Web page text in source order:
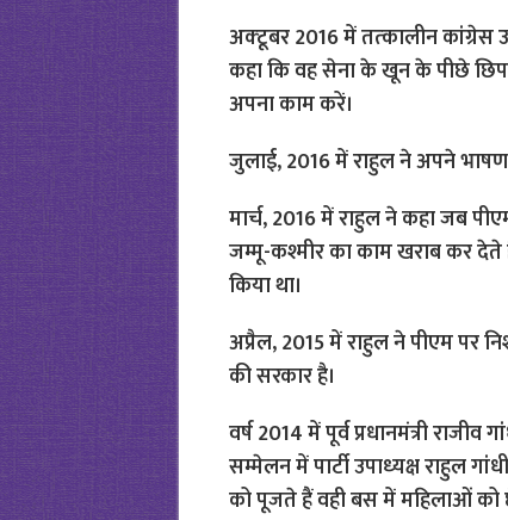
अक्‍टूबर 2016 में तत्‍कालीन कांग्रेस
कहा कि वह सेना के खून के पीछे
अपना काम करें।
जुलाई, 2016 में राहुल ने अपने भाषण
मार्च, 2016 में राहुल ने कहा जब
जम्मू-कश्मीर का काम खराब कर देते
किया था।
अप्रैल, 2015 में राहुल ने पीएम पर
की सरकार है।
वर्ष 2014 में पूर्व प्रधानमंत्री
सम्मेलन में पार्टी उपाध्‍यक्ष राहुल
को पूजते हैं वही बस में महिलाओं को